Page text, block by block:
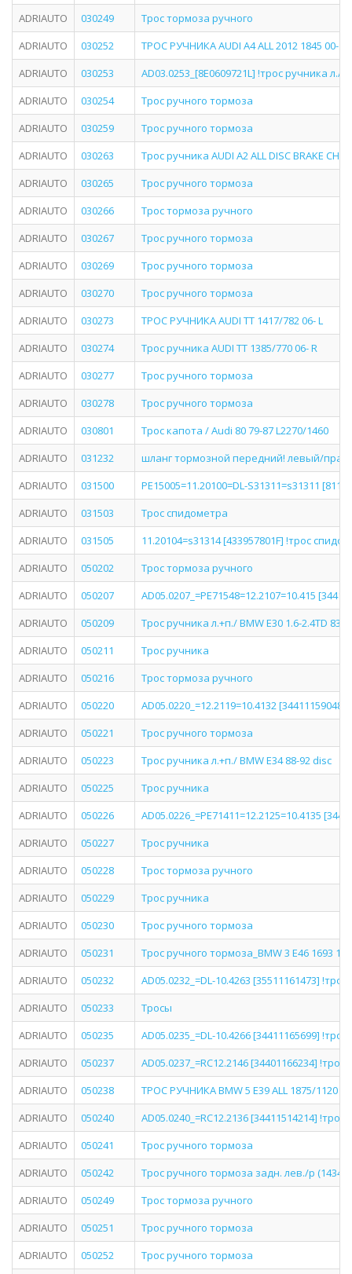
ADRIAUTO 030249
Трос тормоза ручного
ADRIAUTO
030252
ТРОС РУЧНИКА AUDI A4 ALL 2012 1845 00- R
ADRIAUTO
030253
AD03.0253_[8E0609721L] !трос ручника л./
ADRIAUTO
030254
Трос ручного тормоза
ADRIAUTO
030259
Трос ручного тормоза
ADRIAUTO
030263
Трос ручника AUDI A2 ALL DISC BRAKE CH
ADRIAUTO
030265
Трос ручного тормоза
ADRIAUTO
030266
Трос тормоза ручного
ADRIAUTO
030267
Трос ручного тормоза
ADRIAUTO
030269
Трос ручного тормоза
ADRIAUTO
030270
Трос ручного тормоза
ADRIAUTO
030273
ТРОС РУЧНИКА AUDI TT 1417/782 06- L
ADRIAUTO
030274
Трос ручника AUDI TT 1385/770 06- R
ADRIAUTO
030277
Трос ручного тормоза
ADRIAUTO
030278
Трос ручного тормоза
ADRIAUTO
030801
Трос капота / Audi 80 79-87 L2270/1460
ADRIAUTO
031232
шланг тормозной передний! левый/
ADRIAUTO
031500
PE15005=11.20100=DL-S31311=s31311
ADRIAUTO
031503
Трос спидометра
ADRIAUTO
031505
11.20104=s31314 [433957801F] !трос
ADRIAUTO
050202
Трос тормоза ручного
ADRIAUTO
050207
AD05.0207_=PE71548=12.2107=10.415
ADRIAUTO
050209
Трос ручника л.+п./ BMW E30 1.6-2.4TD 83-
ADRIAUTO
050211
Трос ручника
ADRIAUTO
050216
Трос тормоза ручного
ADRIAUTO
050220
AD05.0220_=12.2119=10.4132
ADRIAUTO
050221
Трос ручного тормоза
ADRIAUTO
050223
Трос ручника л.+п./ BMW E34 88-92 disc
ADRIAUTO
050225
Трос ручника
ADRIAUTO
050226
AD05.0226_=PE71411=12.2125=10.4135
ADRIAUTO
050227
Трос ручника
ADRIAUTO
050228
Трос тормоза ручного
ADRIAUTO
050229
Трос ручника
ADRIAUTO
050230
Трос ручного тормоза
ADRIAUTO
050231
Трос ручного тормоза_BMW 3 E46 1693
ADRIAUTO
050232
AD05.0232_=DL-10.4263 [35511161473]
ADRIAUTO
050233
Тросы
ADRIAUTO
050235
AD05.0235_=DL-10.4266 [34411165699]
ADRIAUTO
050237
AD05.0237_=RC12.2146 [34401166234]
ADRIAUTO
050238
ТРОС РУЧНИКА BMW 5 E39 ALL 1875/1120
ADRIAUTO
050240
AD05.0240_=RC12.2136 [34411514214]
ADRIAUTO
050241
Трос ручного тормоза
ADRIAUTO
050242
Трос ручного тормоза задн. лев./p
ADRIAUTO
050249
Трос тормоза ручного
ADRIAUTO
050251
Трос ручного тормоза
ADRIAUTO
050252
Трос ручного тормоза